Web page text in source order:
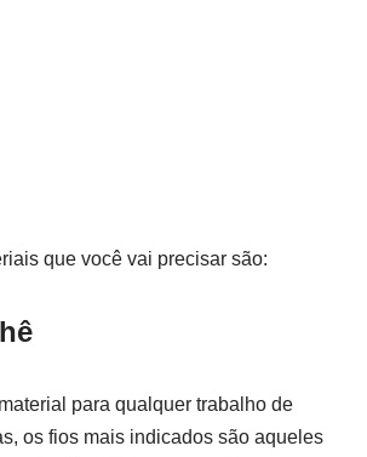
que você vai precisar são:
para qualquer trabalho de
os fios mais indicados são aqueles